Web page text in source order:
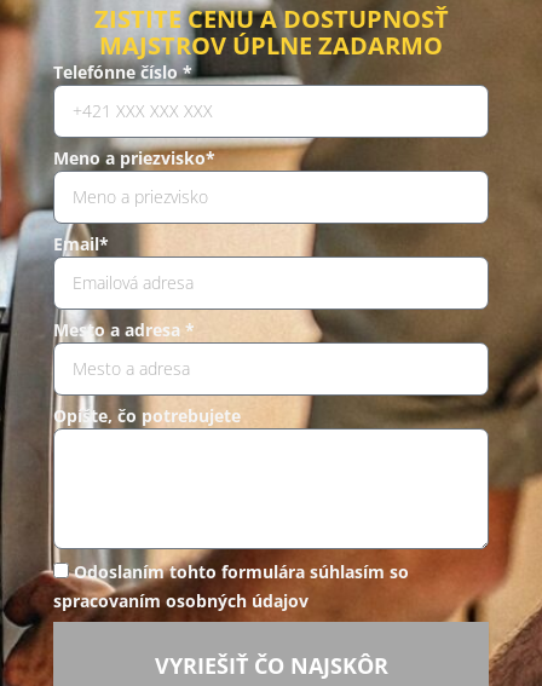
ZISTITE CENU A DOSTUPNOSŤ
MAJSTROV ÚPLNE ZADARMO
Telefónne číslo *
Meno a priezvisko*
Email*
Mesto a adresa *
Opíšte, čo potrebujete
Odoslaním tohto formulára súhlasím so
spracovaním osobných údajov
VYRIEŠIŤ ČO NAJSKÔR